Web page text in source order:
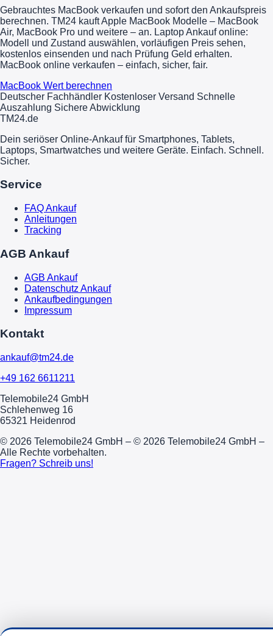
Gebrauchtes MacBook verkaufen und sofort den Ankaufspreis
berechnen. TM24 kauft Apple MacBook Modelle – MacBook
Air, MacBook Pro und weitere – an. Laptop Ankauf online:
Modell und Zustand auswählen, vorläufigen Preis sehen,
kostenlos einsenden und nach Prüfung Geld erhalten.
MacBook online verkaufen – einfach, sicher, fair.
MacBook Wert berechnen
Deutscher Fachhändler Kostenloser Versand Schnelle
Auszahlung Sichere Abwicklung
TM24.de
Dein seriöser Online-Ankauf für Smartphones, Tablets,
Laptops, Smartwatches und weitere Geräte. Einfach. Schnell.
Sicher.
Service
FAQ Ankauf
Anleitungen
Tracking
AGB Ankauf
AGB Ankauf
Datenschutz Ankauf
Ankaufbedingungen
Impressum
Kontakt
ankauf@tm24.de
+49 162 6611211
Telemobile24 GmbH
Schlehenweg 16
65321 Heidenrod
© 2026 Telemobile24 GmbH – © 2026 Telemobile24 GmbH –
Alle Rechte vorbehalten.
Fragen? Schreib uns!